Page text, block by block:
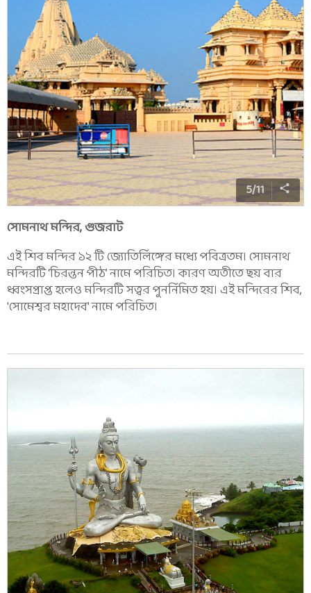
5/11
সোমনাথ মন্দির, গুজরাট
এই শিব মন্দির ১২ টি জ্যোতির্লিঙ্গের মধ্যে পবিত্রতম। সোমনাথ
মন্দিরটি ‘চিরন্তন পীঠ’ নামে পরিচিত। কারণ অতীতে ছয় বার
ধ্বংসপ্রাপ্ত হলেও মন্দিরটি সত্বর পুনর্নিমিত হয়। এই মন্দিরের শিব,
'সোমেশ্বর মহাদেব' নামে পরিচিত।